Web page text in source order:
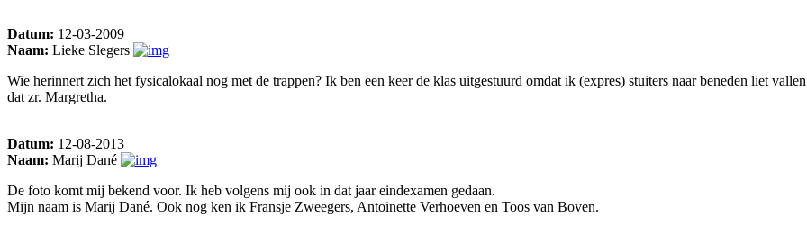
Datum: 12-03-2009
Naam: Lieke Slegers
Wie herinnert zich het fysicalokaal nog met de trappen? Ik ben een keer de klas uitgestuurd omdat ik (expres) stuiters naar beneden liet
dat zr. Margretha.
Datum: 12-08-2013
Naam: Marij Dané
De foto komt mij bekend voor. Ik heb volgens mij ook in dat jaar eindexamen gedaan.
Mijn naam is Marij Dané. Ook nog ken ik Fransje Zweegers, Antoinette Verhoeven en Toos van Boven.